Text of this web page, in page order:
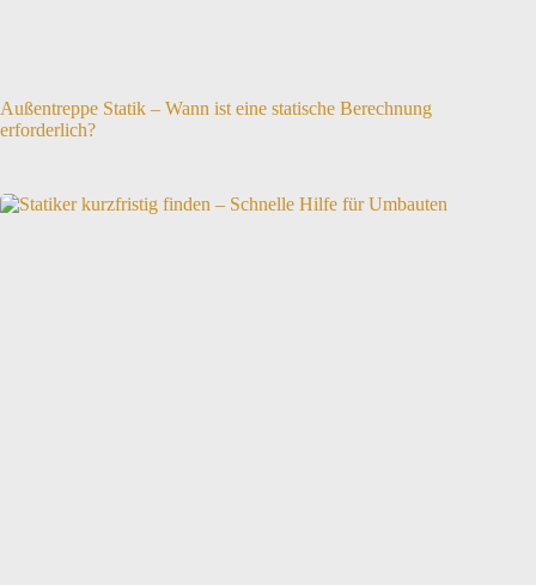
Außentreppe Statik – Wann ist eine statische Berechnung
erforderlich?